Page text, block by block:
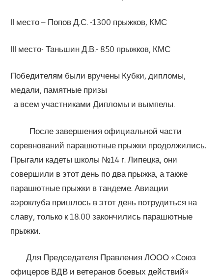
II место – Попов Д.С. -1300 прыжков, КМС
III место- Таньшин Д.В.- 850 прыжков, КМС
Победителям были вручены Кубки, дипломы,
медали, памятные призы
а всем участниками Дипломы и вымпелы.
После завершения официальной части
соревнований парашютные прыжки продолжились.
Прыгали кадеты школы №14 г. Липецка, они
совершили в этот день по два прыжка, а также
парашютные прыжки в тандеме. Авиации
аэроклуба пришлось в этот день потрудиться на
славу, только к 18.00 закончились парашютные
прыжки.
Для Председателя Правления ЛООО «Союз
офицеров ВДВ и ветеранов боевых действий»